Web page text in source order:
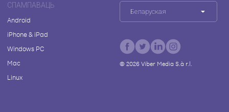
СПАМПАВАЦЬ
Android
iPhone & iPad
Windows PC
Mac
Linux
Беларуская
© 2026Viber Media S.à r.l.